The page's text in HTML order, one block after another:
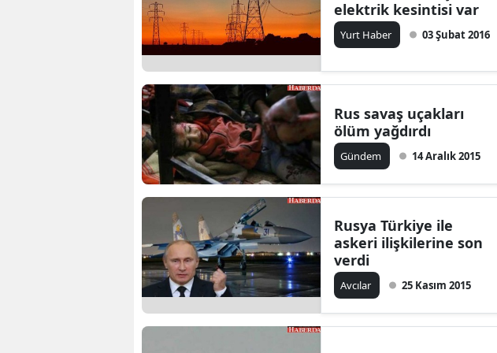
elektrik kesintisi var
Yurt Haber 03 Şubat 2016
Rus savaş uçakları
ölüm yağdırdı
Gündem 14 Aralık 2015
Rusya Türkiye ile
askeri ilişkilerine son
verdi
Avcılar 25 Kasım 2015